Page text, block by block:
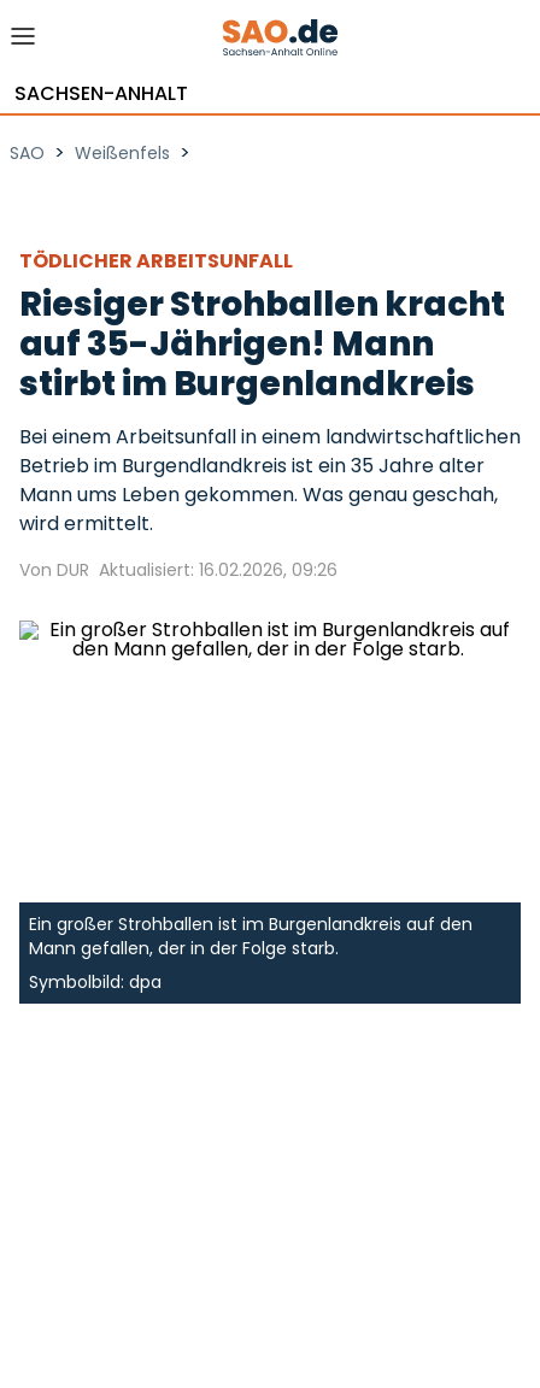
SACHSEN-ANHALT
SAO > Weißenfels >
TÖDLICHER ARBEITSUNFALL
Riesiger Strohballen kracht
auf 35-Jährigen! Mann
stirbt im Burgenlandkreis
Bei einem Arbeitsunfall in einem landwirtschaftlichen
Betrieb im Burgendlandkreis ist ein 35 Jahre alter
Mann ums Leben gekommen. Was genau geschah,
wird ermittelt.
Von DUR Aktualisiert: 16.02.2026, 09:26
Ein großer Strohballen ist im Burgenlandkreis auf den
Mann gefallen, der in der Folge starb.
Symbolbild: dpa